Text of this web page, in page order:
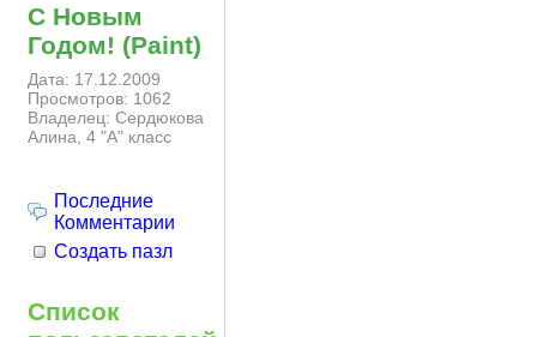
С Новым
Годом! (Paint)
Дата: 17.12.2009
Просмотров: 1062
Владелец: Сердюкова
Алина, 4 "А" класс
Последние
Комментарии
Создать пазл
Список